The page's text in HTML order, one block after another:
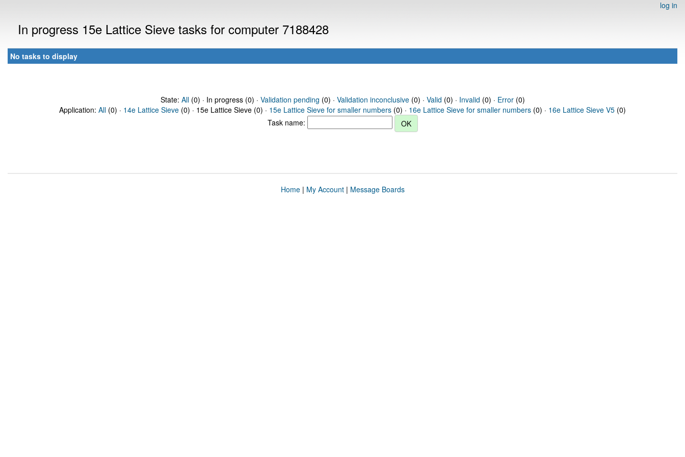
log in
In progress 15e Lattice Sieve tasks for computer 7188428
No tasks to display
State: All(0) · In progress (0) · Validation pending (0) · Validation inconclusive(0) · Valid (0) · Invalid (0) · Error(0)
Application: All (0) · 14e Lattice Sieve (0) · 15e Lattice Sieve (0) · 15e Lattice Sieve for smaller numbers (0) · 16e Lattice Sieve for smaller numbers (0) · 16e Lattice Sieve V5 (0)
Task name:
Home| My Account| Message Boards